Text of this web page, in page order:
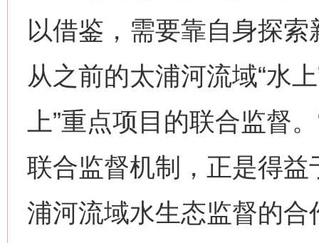
以借鉴，需要靠自身探
从之前的太浦河流域“水
上”重点项目的联合监督
联合监督机制，正是得
浦河流域水生态监督的合